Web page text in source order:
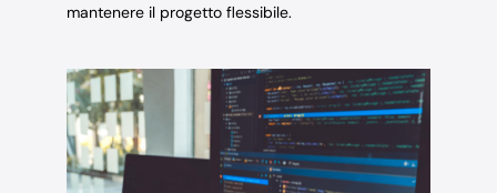
mantenere il progetto flessibile.